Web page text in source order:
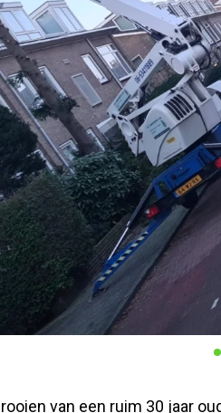
van een ruim 30 jaar